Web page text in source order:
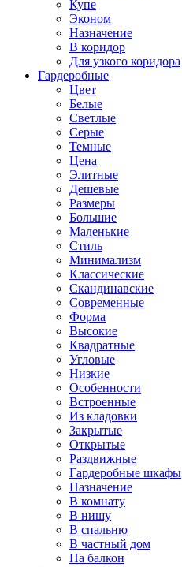
Купе
Эконом
Назначение
В коридор
Для узкого коридора
Гардеробные
Цвет
Белые
Светлые
Серые
Темные
Цена
Элитные
Дешевые
Размеры
Большие
Маленькие
Стиль
Минимализм
Классические
Скандинавские
Современные
Форма
Высокие
Квадратные
Угловые
Низкие
Особенности
Встроенные
Из кладовки
Закрытые
Открытые
Раздвижные
Гардеробные шкафы
Назначение
В комнату
В нишу
В спальню
В частный дом
На балкон